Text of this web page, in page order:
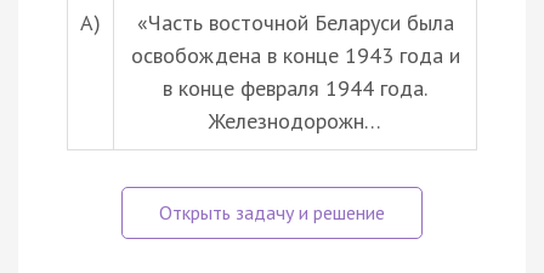
А)
«Часть восточной Беларуси была
освобождена в конце 1943 года и
в конце февраля 1944 года.
Железнодорожн…